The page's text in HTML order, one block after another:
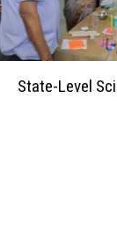
State-Level